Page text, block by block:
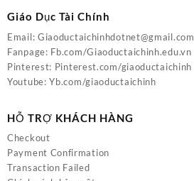
Giáo Dục Tài Chính
Email: Giaoductaichinhdotnet@gmail.com
Fanpage: Fb.com/Giaoductaichinh.edu.vn
Pinterest: Pinterest.com/giaoductaichinh
Youtube:Yb.com/giaoductaichinh
HỖ TRỢ KHÁCH HÀNG
Checkout
Payment Confirmation
Transaction Failed